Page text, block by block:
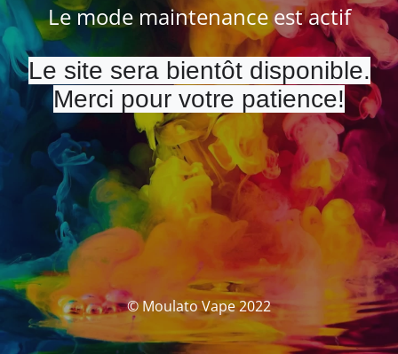
Le mode maintenance est actif
Le site sera bientôt disponible.
Merci pour votre patience!
© Moulato Vape 2022